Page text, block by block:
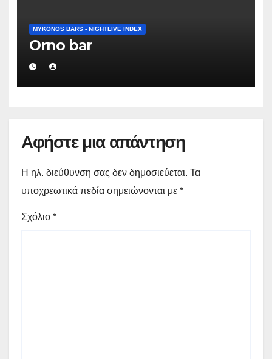
MYKONOS BARS - NIGHTLIVE INDEX
Orno bar
Αφήστε μια απάντηση
Η ηλ. διεύθυνση σας δεν δημοσιεύεται. Τα
υποχρεωτικά πεδία σημειώνονται με *
Σχόλιο *